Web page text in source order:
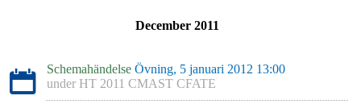
December 2011
Schemahändelse Övning, 5 januari 2012 13:00
under HT 2011 CMAST CFATE